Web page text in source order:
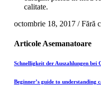
calitate.
octombrie 18, 2017 / Fără
Articole Asemanatoare
Schnelligkeit der Auszahlungen bei
Beginner’s guide to understanding